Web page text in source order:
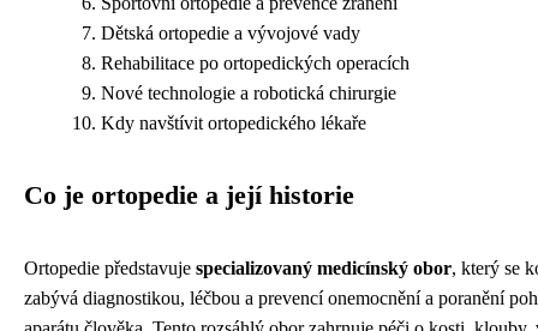
Dětská ortopedie a vývojové vady
Rehabilitace po ortopedických operacích
Nové technologie a robotická chirurgie
Kdy navštívit ortopedického lékaře
Co je ortopedie a její historie
Ortopedie představuje specializovaný medicínský obor, který se
zabývá diagnostikou, léčbou a prevencí onemocnění a poranění